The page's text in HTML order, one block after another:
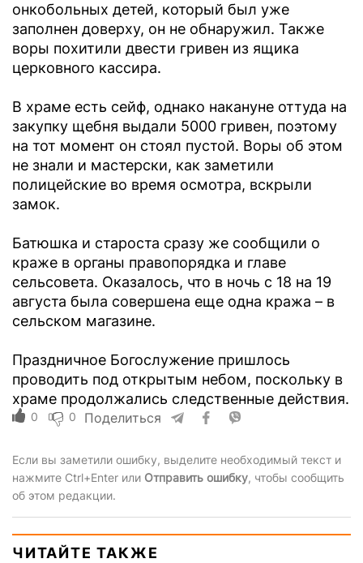
онкобольных детей, который был уже
заполнен доверху, он не обнаружил. Также
воры похитили двести гривен из ящика
церковного кассира.
В храме есть сейф, однако накануне оттуда на
закупку щебня выдали 5000 гривен, поэтому
на тот момент он стоял пустой. Воры об этом
не знали и мастерски, как заметили
полицейские во время осмотра, вскрыли
замок.
Батюшка и староста сразу же сообщили о
краже в органы правопорядка и главе
сельсовета. Оказалось, что в ночь с 18 на 19
августа была совершена еще одна кража – в
сельском магазине.
Праздничное Богослужение пришлось
проводить под открытым небом, поскольку в
храме продолжались следственные действия.
0 0 Поделиться
Если вы заметили ошибку, выделите необходимый текст и
нажмите Ctrl+Enter или Отправить ошибку, чтобы сообщить
об этом редакции.
ЧИТАЙТЕ ТАКЖЕ